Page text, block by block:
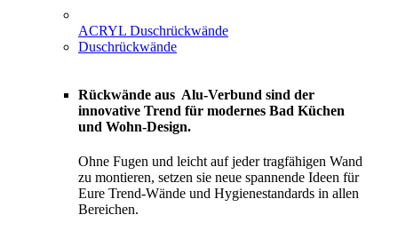
ACRYL Duschrückwände
Duschrückwände
Rückwände aus Alu-Verbund sind der
innovative Trend für modernes Bad Küchen
und Wohn-Design.
Ohne Fugen und leicht auf jeder tragfähigen Wand
zu montieren, setzen sie neue spannende Ideen für
Eure Trend-Wände und Hygienestandards in allen
Bereichen.